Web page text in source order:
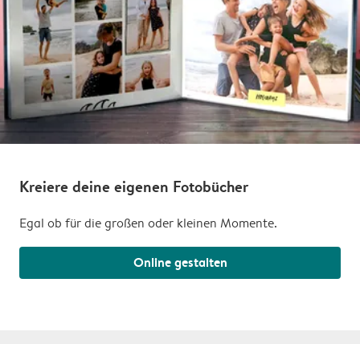
Kreiere deine eigenen Fotobücher
Egal ob für die großen oder kleinen Momente.
Online gestalten